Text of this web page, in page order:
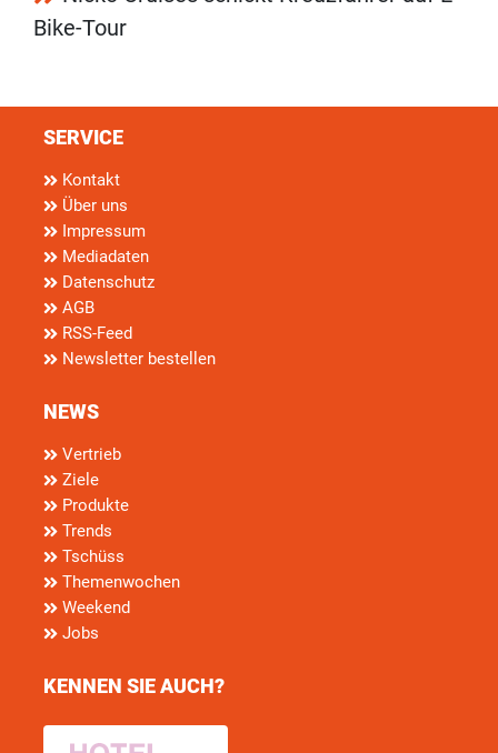
Bike-Tour
SERVICE
Kontakt
Über uns
Impressum
Mediadaten
Datenschutz
AGB
RSS-Feed
Newsletter bestellen
NEWS
Vertrieb
Ziele
Produkte
Trends
Tschüss
Themenwochen
Weekend
Jobs
KENNEN SIE AUCH?